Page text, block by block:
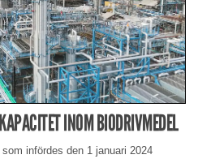
INOM BIODRIVMEDEL
infördes den 1 januari 2024